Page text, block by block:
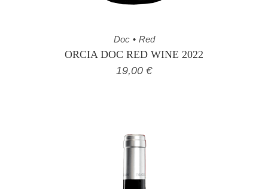
Doc Red
ORCIA DOC RED WINE 2022
19,00 €